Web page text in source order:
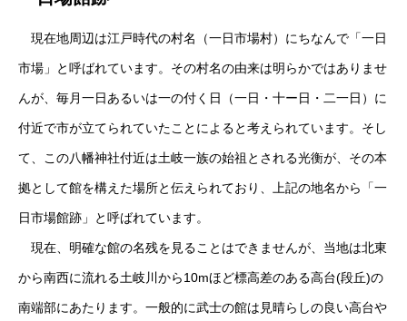
現在地周辺は江戸時代の村名（一日市場村）にちなんで「一日
市場」と呼ばれています。その村名の由来は明らかではありませ
んが、毎月一日あるいは一の付く日（一日・十ー日・二一日）に
付近で市が立てられていたことによると考えられています。そし
て、この八幡神社付近は土岐一族の始祖とされる光衡が、その本
拠として館を構えた場所と伝えられており、上記の地名から「一
日市場館跡」と呼ばれています。
現在、明確な館の名残を見ることはできませんが、当地は北東
から南西に流れる土岐川から10mほど標高差のある高台(段丘)の
南端部にあたります。一般的に武士の館は見晴らしの良い高台や